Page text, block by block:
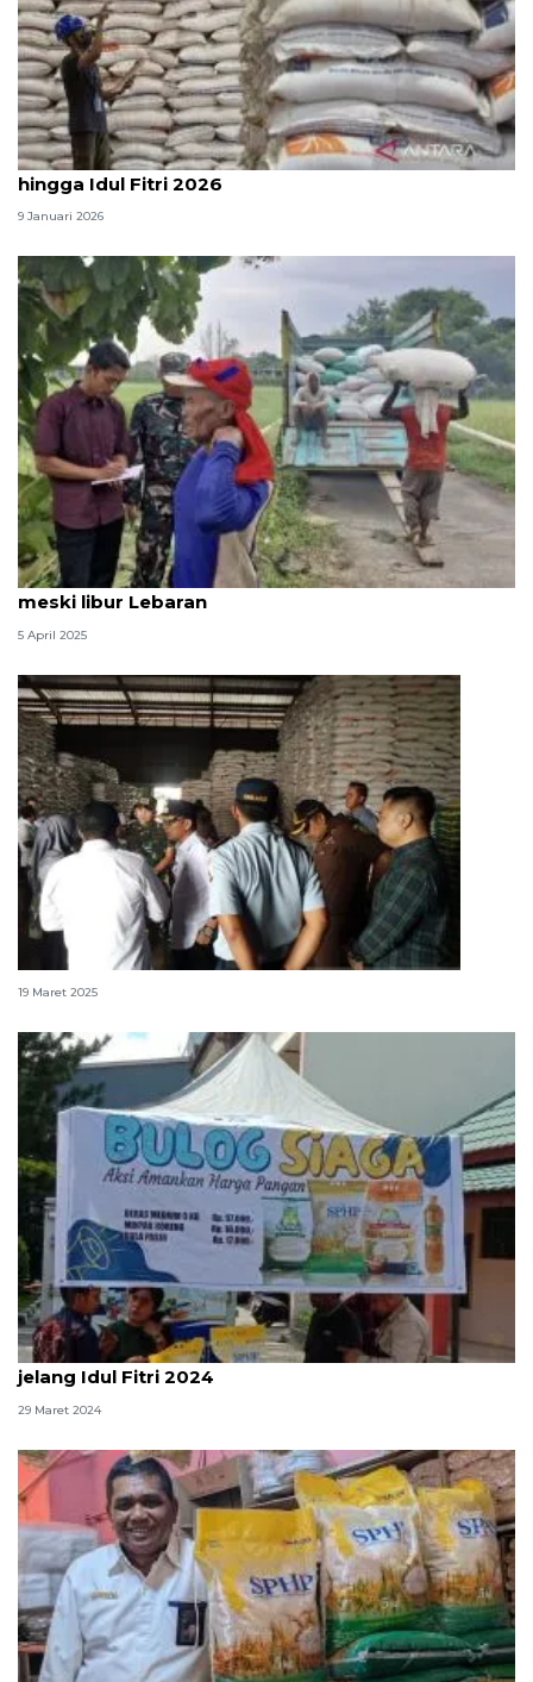
Dirut Bulog sebut stok beras 3,35 juta ton aman
hingga Idul Fitri 2026
9 Januari 2026
Bulog pastikan penyerapan gabah terus dilakukan
meski libur Lebaran
5 April 2025
Bupati Belitung lega lihat stok beras 1.900 ton
19 Maret 2025
Perum Bulog Maluku menggelar pasar murah
jelang Idul Fitri 2024
29 Maret 2024